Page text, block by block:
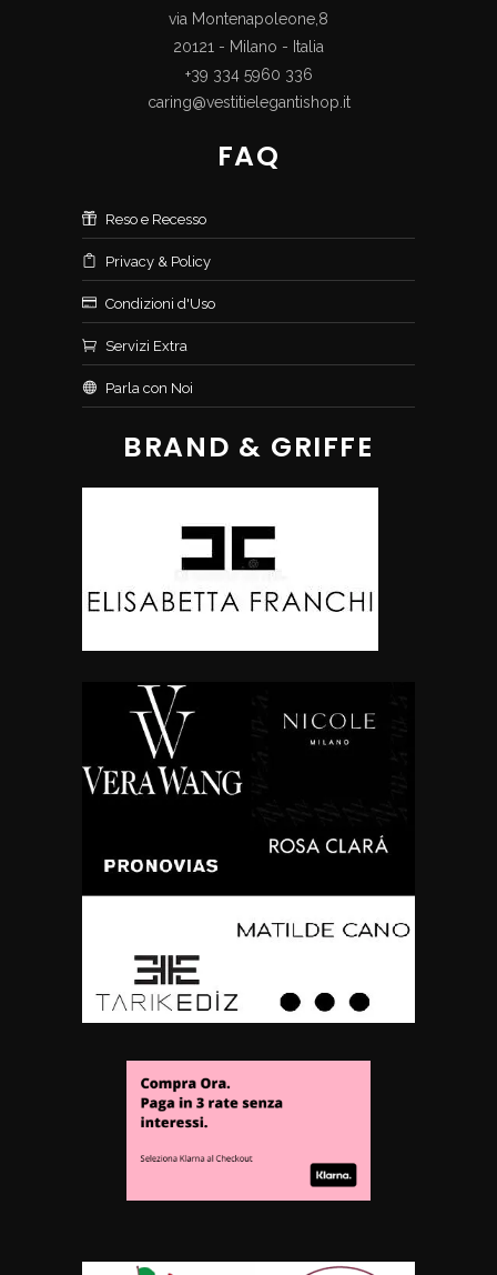
via Montenapoleone,8
20121 - Milano - Italia
+39 334 5960 336
caring@vestitielegantishop.it
FAQ
Reso e Recesso
Privacy & Policy
Condizioni d'Uso
Servizi Extra
Parla con Noi
BRAND & GRIFFE